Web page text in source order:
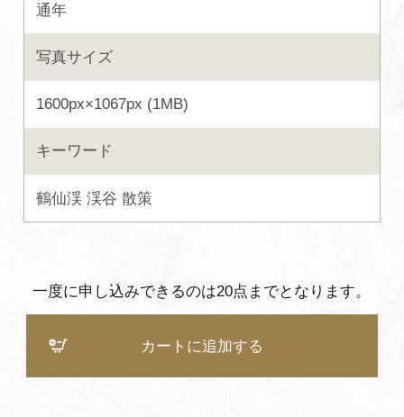
プライバシーポリシー
通年
写真サイズ
1600px×1067px (1MB)
キーワード
鶴仙渓 渓谷 散策
一度に申し込みできるのは20点までとなります。
カートに追加する